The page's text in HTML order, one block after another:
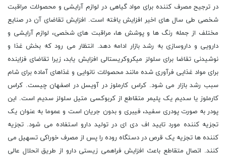
در ترجیح مصرف‌ کننده برای مواد گیاهی در لوازم آرایشی و محصولات مراقبت
شخصی طی سال های اخیر افزایش یافته است. افزایش تقاضای آن در صنایع
مختلف از جمله رنگ ‌ها و پوشش ‌ها، مراقبت ‌های شخصی، لوازم آرایشی و
دارویی و داروسازی به رشد بازار ادامه دهد. انتظار می رود که بخش غذا و
نوشیدنی تقاضا برای سلولز میکروکریستالی افزایش یابد، زیرا تقاضای فزاینده
برای مواد غذایی فرآوری شده مانند محصولات نانوایی و غذاهای آماده برای شام
سبب رشد بازار می شود. کراس کارملوز در آویسل در اصفهان چیست. کراس
کارملوز یا سدیم یک پلیمر متقاطع از کربوکسی متیل سلولز سدیم است. این
پودر به صورت پودری سفید، فیبری و بدون جریان است و عموما به عنوان یک
تجزیه کننده مورد تایید اف دی ای در تولید دارو استفاده می شود. تجزیه
کننده ها تجزیه یک قرص در دستگاه روده را پس از مصرف خوراکی تسهیل می
کنند. اتصال متقاطع باعث افزایش فراهمی زیستی دارو از طریق انحلال عالی